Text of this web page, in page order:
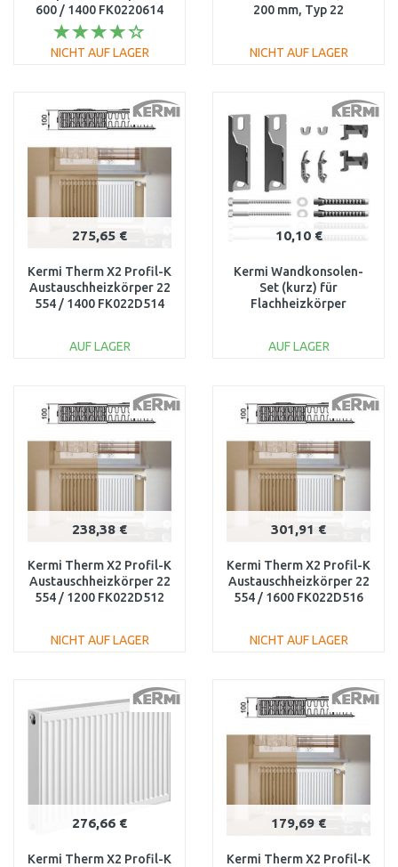
600 / 1400 FK0220614
NICHT AUF LAGER
Vergleichen
200 mm, Typ 22
NICHT AUF LAGER
Vergleichen
275,65 €
Kermi Therm X2 Profil-K
Austauschheizkörper 22
554 / 1400 FK022D514
AUF LAGER
Vergleichen
10,10 €
Kermi Wandkonsolen-
Set (kurz) für
Flachheizkörper
AUF LAGER
Vergleichen
238,38 €
Kermi Therm X2 Profil-K
Austauschheizkörper 22
554 / 1200 FK022D512
NICHT AUF LAGER
Vergleichen
301,91 €
Kermi Therm X2 Profil-K
Austauschheizkörper 22
554 / 1600 FK022D516
NICHT AUF LAGER
Vergleichen
276,66 €
Kermi Therm X2 Profil-K
179,69 €
Kermi Therm X2 Profil-K